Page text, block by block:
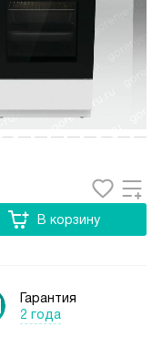
В корзину
Гарантия
2 года